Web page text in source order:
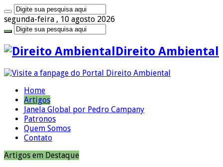
segunda-feira , 10 agosto 2026
Direito Ambiental
Home
Artigos
Janela Global por Pedro Campany
Patronos
Quem Somos
Contato
Artigos em Destaque